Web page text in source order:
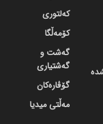
کەلتوری
کۆمەڵگا
گه‌شت و
گه‌شتیاری
گۆڤاره‌کان
مەڵتی میدیا